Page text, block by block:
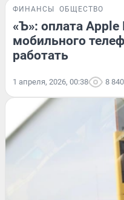
ФИНАНСЫ ОБЩЕСТВО
«Ъ»: оплата Apple
мобильного
работать
1 апреля, 2026, 00:38 8 840